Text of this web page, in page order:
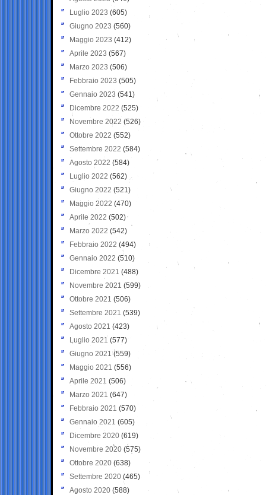
Luglio 2023 (605)
Giugno 2023 (560)
Maggio 2023 (412)
Aprile 2023 (567)
Marzo 2023 (506)
Febbraio 2023 (505)
Gennaio 2023 (541)
Dicembre 2022 (525)
Novembre 2022 (526)
Ottobre 2022 (552)
Settembre 2022 (584)
Agosto 2022 (584)
Luglio 2022 (562)
Giugno 2022 (521)
Maggio 2022 (470)
Aprile 2022 (502)
Marzo 2022 (542)
Febbraio 2022 (494)
Gennaio 2022 (510)
Dicembre 2021 (488)
Novembre 2021 (599)
Ottobre 2021 (506)
Settembre 2021 (539)
Agosto 2021 (423)
Luglio 2021 (577)
Giugno 2021(559)
Maggio 2021 (556)
Aprile 2021 (506)
Marzo 2021 (647)
Febbraio 2021 (570)
Gennaio 2021 (605)
Dicembre 2020 (619)
Novembre 2020 (575)
Ottobre 2020 (638)
Settembre 2020(465)
Agosto 2020 (588)